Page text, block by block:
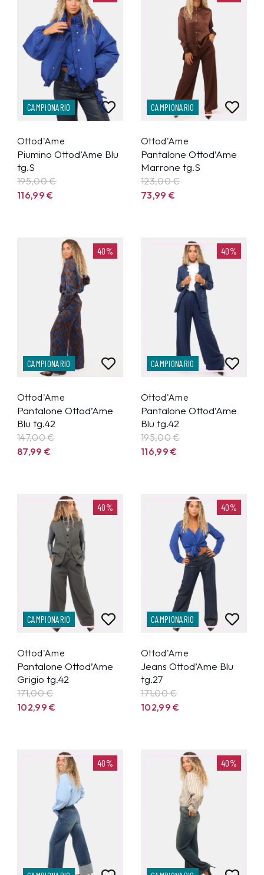
CAMPIONARIO
Ottod'Ame
Piumino Ottod’Ame Blu
tg.S
195,00 €
116,99€
CAMPIONARIO
Ottod'Ame
Pantalone Ottod’Ame
Marrone tg.S
123,00 €
73,99€
40%
CAMPIONARIO
Ottod'Ame
Pantalone Ottod’Ame
Blu tg.42
147,00 €
87,99€
40%
CAMPIONARIO
Ottod'Ame
Pantalone Ottod’Ame
Blu tg.42
195,00 €
116,99€
40%
CAMPIONARIO
Ottod'Ame
Pantalone Ottod’Ame
Grigio tg.42
171,00 €
102,99€
40%
CAMPIONARIO
Ottod'Ame
Jeans Ottod’Ame Blu
tg.27
171,00 €
102,99€
40% 40%